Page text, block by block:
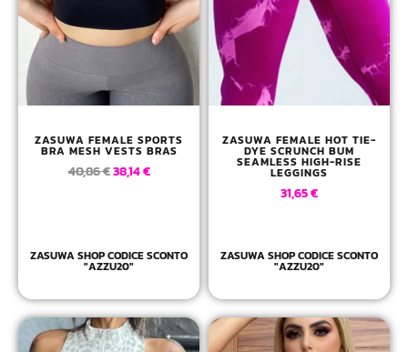
ZASUWA FEMALE SPORTS
BRA MESH VESTS BRAS
40,86€38,14€
ZASUWA SHOP CODICE SCONTO
"AZZU20"
ZASUWA FEMALE HOT TIE-
DYE SCRUNCH BUM
SEAMLESS HIGH-RISE
LEGGINGS
31,65€
ZASUWA SHOP CODICE SCONTO
"AZZU20"